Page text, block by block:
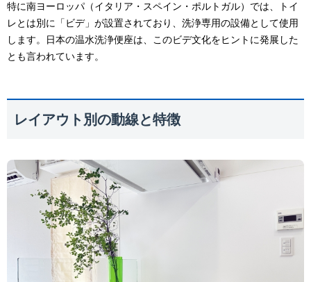
特に南ヨーロッパ（イタリア・スペイン・ポルトガル）では、トイ
レとは別に「ビデ」が設置されており、洗浄専用の設備として使用
します。日本の温水洗浄便座は、このビデ文化をヒントに発展した
とも言われています。
レイアウト別の動線と特徴